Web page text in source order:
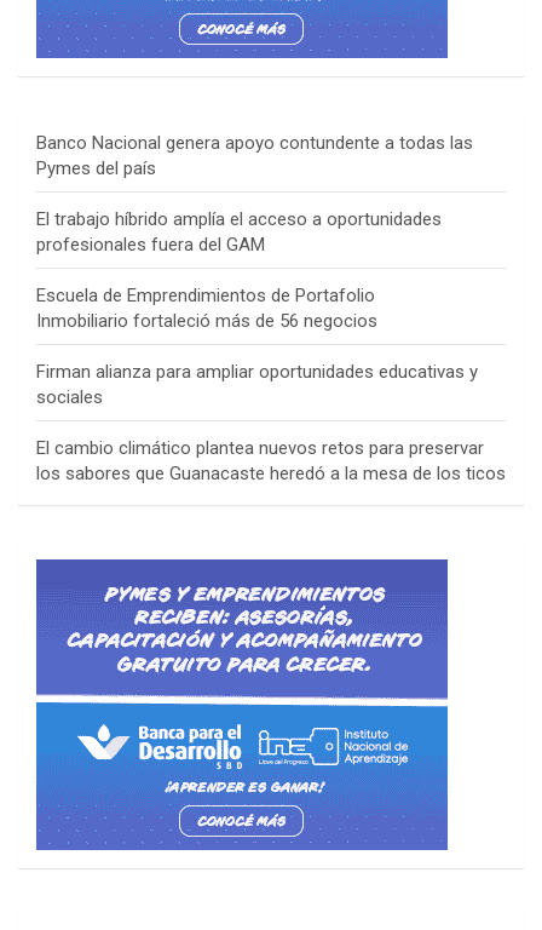
Banco Nacional genera apoyo contundente a todas las
Pymes del país
El trabajo híbrido amplía el acceso a oportunidades
profesionales fuera del GAM
Escuela de Emprendimientos de Portafolio
Inmobiliario fortaleció más de 56 negocios
Firman alianza para ampliar oportunidades educativas y
sociales
El cambio climático plantea nuevos retos para preservar
los sabores que Guanacaste heredó a la mesa de los ticos